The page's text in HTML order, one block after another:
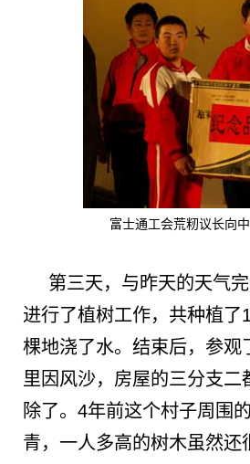
富士通工会荒籾议长向
第三天，与昨天的天气
进行了植树工作，共种植
棵地浇了水。结束后，参
里因风沙，房屋的三分支
除了。4年前这个村子周围
青，一人多高的树木虽然